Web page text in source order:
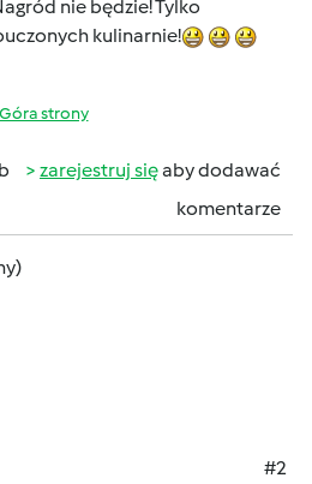
nie będzie! Tylko
kulinarnie!
Góra strony
zarejestruj sięaby dodawać
komentarze
#2